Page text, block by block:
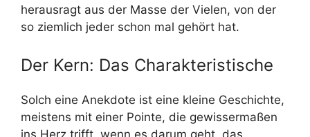
herausragt aus der Masse der Vielen, von der
so ziemlich jeder schon mal gehört hat.
Der Kern: Das Charakteristische
Solch eine Anekdote ist eine kleine Geschichte,
meistens mit einer Pointe, die gewissermaßen
ins Herz trifft, wenn es darum geht, das